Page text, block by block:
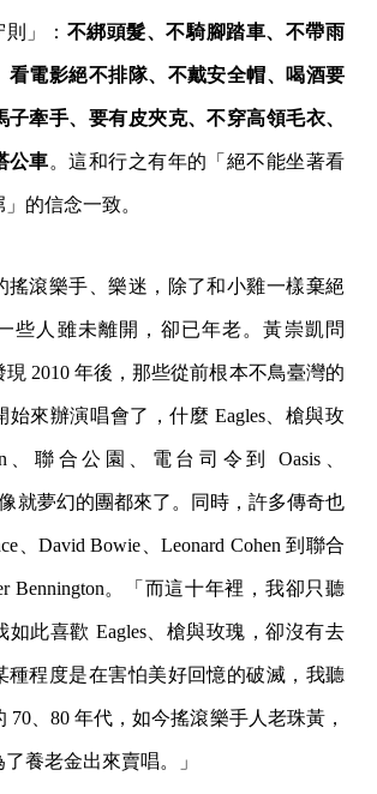
則」： 不綁頭髮、不騎腳踏車、不帶雨
看電影絕不排隊、不戴安全帽、喝酒要
子牽手、要有皮夾克、不穿高領毛衣、
公車。這和行之有年的「絕不能坐著看
的信念一致。
搖滾樂手、樂迷，除了和小雞一樣棄絕
些人雖未離開，卻已年老。黃崇凱問
2010 年後，那些從前根本不鳥臺灣的
始來辦演唱會了，什麼 Eagles、槍與玫
、聯合公園、電台司令到 Oasis、
就夢幻的團都來了。同時，許多傳奇也
、David Bowie、Leonard Cohen 到聯合
Bennington。「而這十年裡，我卻只聽
如此喜歡 Eagles、槍與玫瑰，卻沒有去
種程度是在害怕美好回憶的破滅，我聽
70、80 年代，如今搖滾樂手人老珠黃，
養老金出來賣唱。」